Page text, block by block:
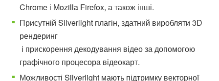
Chrome і Mozilla Firefox, а також інші.
Присутній Silverlight плагін, здатний виробляти 3D
рендеринг
і прискорення декодування відео за допомогою
графічного процесора відеокарт.
Можливості Silverlight мають підтримку векторної